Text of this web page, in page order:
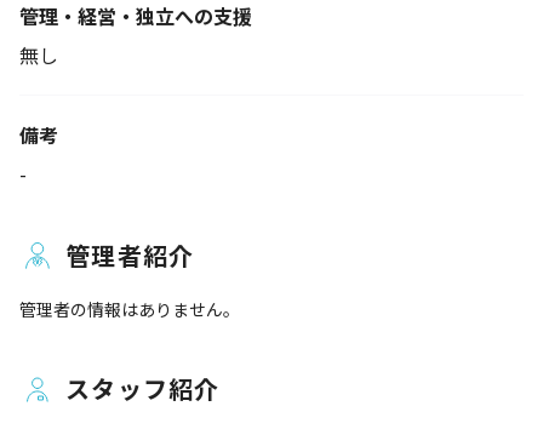
管理・経営・独立への支援
無し
備考
-
管理者紹介
管理者の情報はありません。
スタッフ紹介